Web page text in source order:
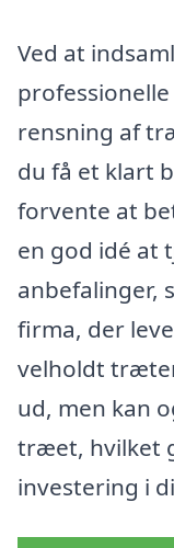
Ved at
rensning af
du få et klart
forvente at
en god idé at
anbefalinger,
firma, der
velholdt
ud, men kan
træet, hvilket
investering i